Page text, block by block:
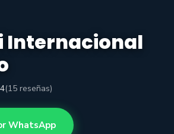
Internacional
(15 reseñas)
WhatsApp